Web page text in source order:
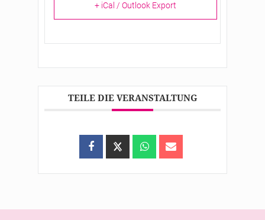
+ iCal / Outlook Export
TEILE DIE VERANSTALTUNG